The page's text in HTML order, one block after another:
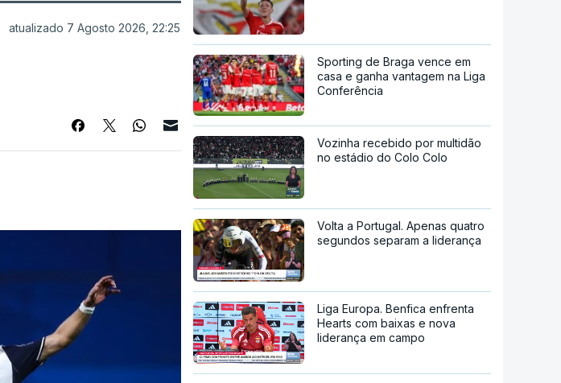
atualizado 7 Agosto 2026, 22:25
Sporting de Braga vence em
casa e ganha vantagem na Liga
Conferência
Vozinha recebido por multidão
no estádio do Colo Colo
Volta a Portugal. Apenas quatro
segundos separam a liderança
Liga Europa. Benfica enfrenta
Hearts com baixas e nova
liderança em campo